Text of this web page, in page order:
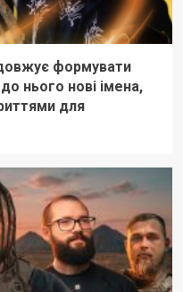
формувати
нього нові імена,
для